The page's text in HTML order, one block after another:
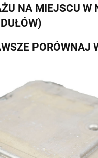
NA MIEJSCU
PORÓWNAJ